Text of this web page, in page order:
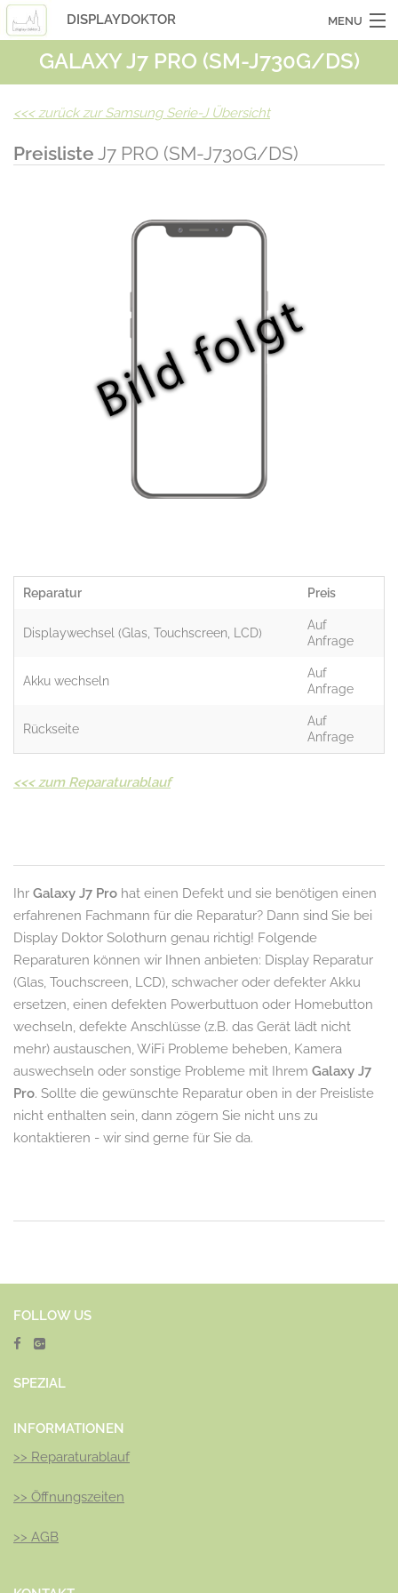
DISPLAYDOKTOR MENU
OCASSIONSGERÄTE
GALAXY J7 PRO (SM-J730G/DS)
<<<zurück zur Samsung Serie-J Übersicht
Preisliste J7 PRO (SM-J730G/DS)
Reparatur Preis
Displaywechsel (Glas, Touchscreen, LCD)
Auf
Anfrage
Akku wechseln
Auf
Anfrage
Rückseite
Auf
Anfrage
<<< zum Reparaturablauf
Ihr Galaxy J7 Pro hat einen Defekt und sie benötigen einen
erfahrenen Fachmann für die Reparatur? Dann sind Sie bei
Display Doktor Solothurn genau richtig! Folgende
Reparaturen können wir Ihnen anbieten: Display Reparatur
(Glas, Touchscreen, LCD), schwacher oder defekter Akku
ersetzen, einen defekten Powerbuttuon oder Homebutton
wechseln, defekte Anschlüsse (z.B. das Gerät lädt nicht
mehr) austauschen, WiFi Probleme beheben, Kamera
auswechseln oder sonstige Probleme mit Ihrem Galaxy J7
Pro. Sollte die gewünschte Reparatur oben in der Preisliste
nicht enthalten sein, dann zögern Sie nicht uns zu
kontaktieren - wir sind gerne für Sie da.
FOLLOW US
SPEZIAL
INFORMATIONEN
>> Reparaturablauf
>> Öffnungszeiten
>> AGB